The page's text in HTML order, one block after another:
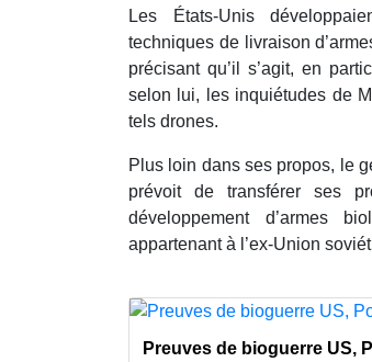
Les États-Unis
techniques de livraison
précisant qu’il s’agit, en
selon lui, les inquiétudes de
tels drones.
Plus loin dans ses propos, le
prévoit de transférer ses
développement d’armes
appartenant à l’ex-Union
Preuves de bioguerre US,